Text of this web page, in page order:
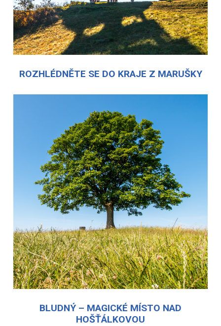
ROZHLÉDNĚTE SE DO KRAJE Z MARUŠKY
BLUDNÝ – MAGICKÉ MÍSTO NAD
HOŠŤÁLKOVOU